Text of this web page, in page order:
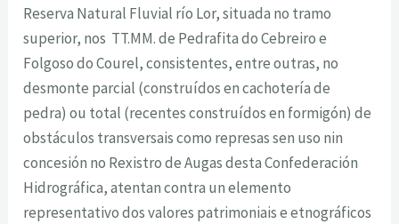
Reserva Natural Fluvial río Lor, situada no tramo
superior, nos TT.MM. de Pedrafita do Cebreiro e
Folgoso do Courel, consistentes, entre outras, no
desmonte parcial (construídos en cachotería de
pedra) ou total (recentes construídos en formigón) de
obstáculos transversais como represas sen uso nin
concesión no Rexistro de Augas desta Confederación
Hidrográfica, atentan contra un elemento
representativo dos valores patrimoniais e etnográficos